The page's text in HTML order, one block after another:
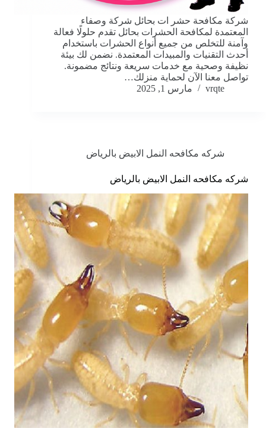
شركة مكافحة حشر ات بحائل شركة وصفاء
المعتمدة لمكافحة الحشرات بحائل تقدم حلولًا فعالة
وآمنة للتخلص من جميع أنواع الحشرات باستخدام
أحدث التقنيات والمبيدات المعتمدة. نضمن لك بيئة
نظيفة وصحية مع خدمات سريعة ونتائج مضمونة.
تواصل معنا الآن لحماية منزلك…
vrqte
مارس 1, 2025
شركه مكافحه النمل الابيض بالرياض
شركه مكافحه النمل الابيض بالرياض